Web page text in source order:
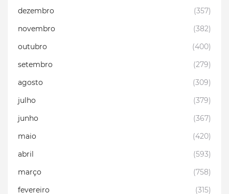
dezembro
(357)
novembro
(382)
outubro
(400)
setembro
(279)
agosto
(309)
julho
(379)
junho
(367)
maio
(420)
abril
(593)
março
(758)
fevereiro
(315)